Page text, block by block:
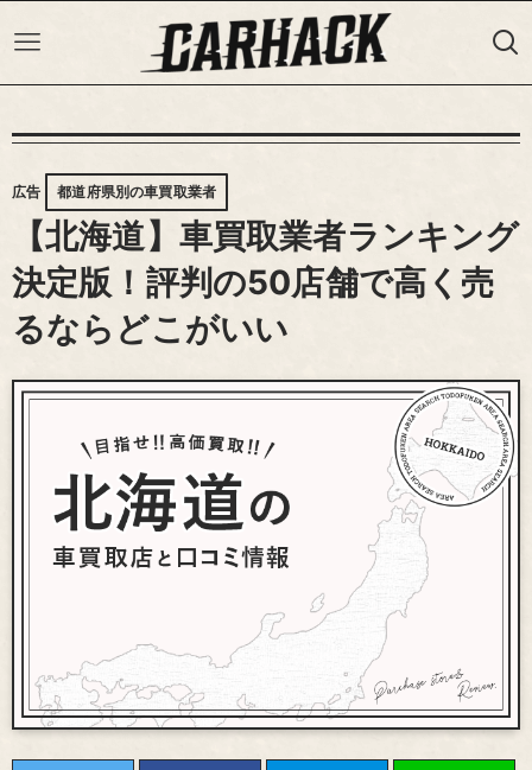
広告 都道府県別の車買取業者
【北海道】車買取業者ランキング
決定版！評判の50店舗で高く売
るならどこがいい